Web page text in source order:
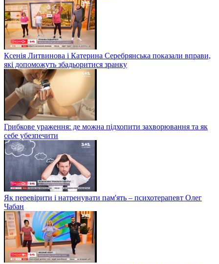
Ксенія Литвинова і Катерина Серебрянська показали вправи,
які допоможуть збадьоритися зранку
Грибкове ураження: де можна підхопити захворювання та як
себе убезпечити
Як перевірити і натренувати пам'ять – психотерапевт Олег
Чабан